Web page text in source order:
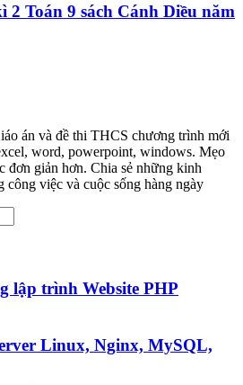
Toán 9 sách Cánh Diều năm
án và đề thi THCS chương trình mới
word, powerpoint, windows. Mẹo
đơn giản hơn. Chia sẻ những kinh
công việc và cuộc sống hàng ngày
lập trình Website PHP
Linux, Nginx, MySQL,